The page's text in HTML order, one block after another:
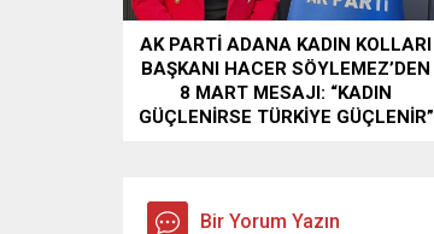
AK PARTİ ADANA KADIN KOLLARI
BAŞKANI HACER SÖYLEMEZ’DEN
8 MART MESAJI: “KADIN
GÜÇLENİRSE TÜRKİYE GÜÇLENİR”
Bir Yorum Yazın